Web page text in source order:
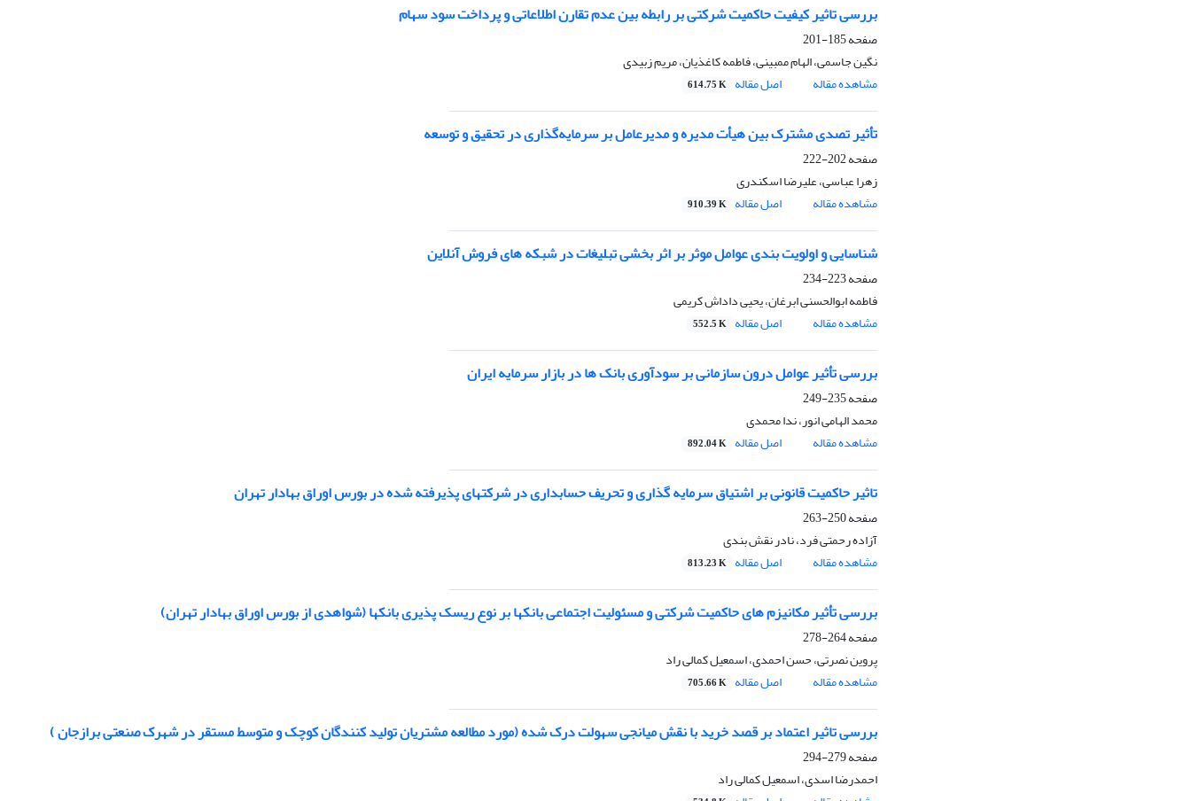
بررسی تاثیر کیفیت حاکمیت شرکتی بر رابطه بین عدم تقارن اطلاعاتی و پرداخت سود سهام
صفحه185-201
نگین جاسمی، الهام ممبینی، فاطمه کاغذیان، مریم زبیدی
مشاهده مقاله
اصل مقاله 614.75 K
تأثیر تصدی مشترک بین هیأت مدیره و مدیرعامل بر سرمایه‌گذاری در تحقیق و توسعه
صفحه202-222
زهرا عباسی، علیرضا اسکندری
مشاهده مقاله
اصل مقاله 910.39 K
شناسایی و اولویت بندی عوامل موثر بر اثر بخشی تبلیغات در شبکه های فروش آنلاین
صفحه223-234
فاطمه ابوالحسنی ابرغان، یحیی داداش کریمی
مشاهده مقاله
اصل مقاله 552.5 K
بررسی تأثیر عوامل درون سازمانی بر سودآوری بانک ها در بازار سرمایه ایران
صفحه235-249
محمد الهامی انور، ندا محمدی
مشاهده مقاله
اصل مقاله 892.04 K
تاثیر حاکمیت قانونی بر اشتیاق سرمایه گذاری و تحریف حسابداری در شرکتهای پذیرفته شده در بورس اوراق بهادار تهران
صفحه250-263
آزاده رحمتی فرد، نادر نقش بندی
مشاهده مقاله
اصل مقاله 813.23 K
بررسی تأثیر مکانیزم های حاکمیت شرکتی و مسئولیت اجتماعی بانکها بر نوع ریسک پذیری بانکها (شواهدی از بورس اوراق بهادار تهران)
صفحه264-278
پروین نصرتی، حسن احمدی، اسمعیل کمالی راد
مشاهده مقاله
اصل مقاله 705.66 K
بررسی تاثیر اعتماد بر قصد خرید با نقش میانجی سهولت درک شده (مورد مطالعه مشتریان تولید کنندگان کوچک و متوسط مستقر در شهرک صنعتی برازجان )
صفحه279-294
احمدرضا اسدی، اسمعیل کمالی راد